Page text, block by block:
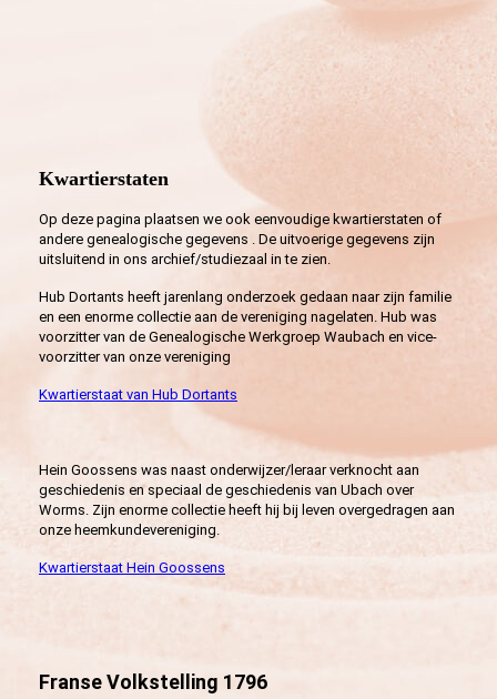
Kwartierstaten
Op deze pagina plaatsen we ook eenvoudige kwartierstaten of
andere genealogische gegevens . De uitvoerige gegevens zijn
uitsluitend in ons archief/studiezaal in te zien.
Hub Dortants heeft jarenlang onderzoek gedaan naar zijn familie
en een enorme collectie aan de vereniging nagelaten. Hub was
voorzitter van de Genealogische Werkgroep Waubach en vice-
voorzitter van onze vereniging
Kwartierstaat van Hub Dortants
Hein Goossens was naast onderwijzer/leraar verknocht aan
geschiedenis en speciaal de geschiedenis van Ubach over
Worms. Zijn enorme collectie heeft hij bij leven overgedragen aan
onze heemkundevereniging.
Kwartierstaat Hein Goossens
Franse Volkstelling 1796